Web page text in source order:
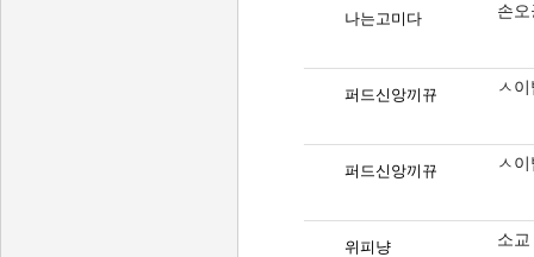
나는고미다 손
퍼드신앙끼뀨 ㅅ
퍼드신앙끼뀨 ㅅ
위피냥 소